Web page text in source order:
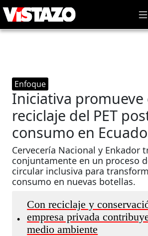
Enfoque
Iniciativa promueve
reciclaje del PET
consumo en
Cervecería Nacional y Enkador
conjuntamente en un proceso
circular inclusiva para
consumo en nuevas botellas.
•
Con reciclaje y
empresa privada
medio ambiente